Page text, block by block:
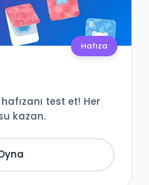
Hafıza
test et! Her
kazan.